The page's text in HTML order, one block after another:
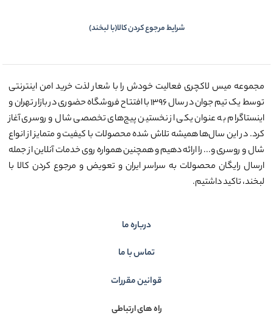
شرایط مرجوع کردن کالا(با لبخند)
مجموعه میس لاکچری فعالیت خودش را با شعار لذت خرید امن اینترنتی
توسط یک تیم جوان در سال ۱۳۹۶ با افتتاح فروشگاه حضوری در بازار تهران و
اینستاگرام به عنوان یکی از نخستین پیج‌های تخصصی شال و روسری آغاز
کرد. در این سال‌ها همیشه تلاش شده محصولات با کیفیت و متمایز از انواع
شال و روسری و... را ارائه دهیم و همچنین همواره روی خدمات آنلاین از جمله
ارسال رایگان محصولات به سراسر ایران و تعویض و مرجوع کردن کالا با
لبخند، تاکید داشتیم.
درباره ما
تماس با ما
قوانین مقررات
راه های ارتباطی